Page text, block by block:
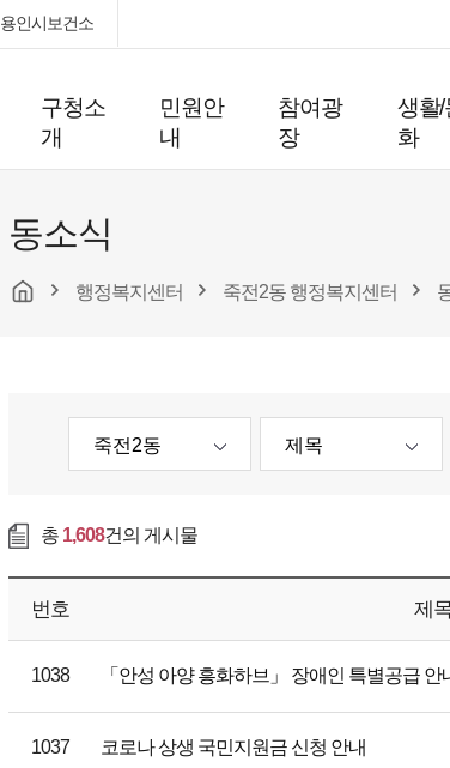
용인시보건소
구청소
개
민원안
내
참여광
장
생활/
화
동소식
행정복지센터 죽전2동 행정복지센터
총 1,608건의 게시물
번호 제
1038 「안성 아양 흥화하브」 장애인 특별공급 안
1037 코로나 상생 국민지원금 신청 안내